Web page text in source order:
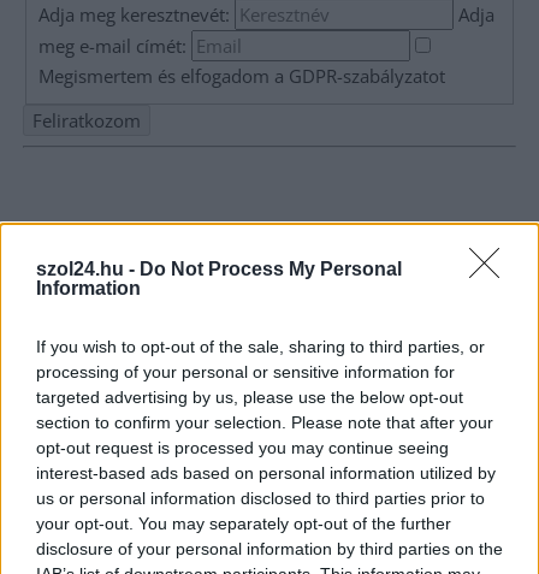
szol24.hu - Do Not Process My Personal
Information
If you wish to opt-out of the sale, sharing to third parties, or
processing of your personal or sensitive information for
targeted advertising by us, please use the below opt-out
section to confirm your selection. Please note that after your
opt-out request is processed you may continue seeing
interest-based ads based on personal information utilized by
us or personal information disclosed to third parties prior to
your opt-out. You may separately opt-out of the further
disclosure of your personal information by third parties on the
Adja meg keresztnevét:
Adja
meg e-mail címét:
Megismertem és elfogadom a GDPR-szabályzatot
postaládájába érkezik!
Szolnokon egy kulcsfontosságú körforgalmat részlegesen
lezárnak a napokban, a közlekedés az átlagost is meghaladó
mértékben lebénul
Elromlott a biztosítóberendezés a ceglédi vasútvonalon,
alapos késések alakultak ki a menetrendhez képest,
kimaradás is előfordult